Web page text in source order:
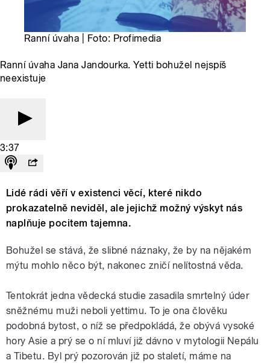
Ranní úvaha | Foto: Profimedia
Ranní úvaha Jana Jandourka. Yetti bohužel nejspíš
neexistuje
3:37
Lidé rádi věří v existenci věcí, které nikdo
prokazatelně neviděl, ale jejichž možný výskyt nás
naplňuje pocitem tajemna.
Bohužel se stává, že slibné náznaky, že by na nějakém
mýtu mohlo něco být, nakonec zničí nelítostná věda.
Tentokrát jedna vědecká studie zasadila smrtelný úder
sněžnému muži neboli yettimu. To je ona člověku
podobná bytost, o níž se předpokládá, že obývá vysoké
hory Asie a prý se o ní mluví již dávno v mytologii Nepálu
a Tibetu. Byl prý pozorován již po staletí, máme na